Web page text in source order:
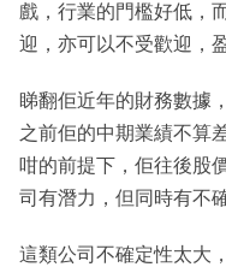
戲，行業的門檻好低，
迎，亦可以不受歡迎，
睇翻佢近年的財務數據
之前佢的中期業績不算
咁的前提下，佢往後股
司有潛力，但同時有不
這類公司不確定性太大